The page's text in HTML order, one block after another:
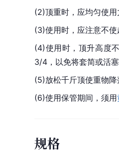
(2)顶重时，应均匀使
(3)使用时，应注意不
(4)使用时，顶升高度
3/4，以免将套简或活
(5)放松千斤顶使重物
(6)使用保管期间，须用
规格